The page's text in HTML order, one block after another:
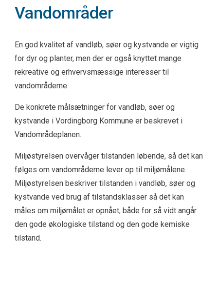
Vandområder
En god kvalitet af vandløb, søer og kystvande er vigtig
for dyr og planter, men der er også knyttet mange
rekreative og erhvervsmæssige interesser til
vandområderne.
De konkrete målsætninger for vandløb, søer og
kystvande i Vordingborg Kommune er beskrevet i
Vandområdeplanen.
Miljøstyrelsen overvåger tilstanden løbende, så det kan
følges om vandområderne lever op til miljømålene.
Miljøstyrelsen beskriver tilstanden i vandløb, søer og
kystvande ved brug af tilstandsklasser så det kan
måles om miljømålet er opnået, både for så vidt angår
den gode økologiske tilstand og den gode kemiske
tilstand.